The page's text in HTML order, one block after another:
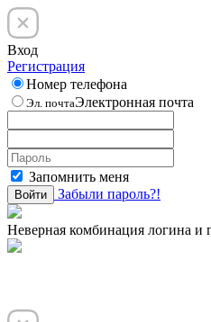
Вход
Регистрация
Номер телефона
Эл. почтаЭлектронная почта
Запомнить меня
Войти Забыли пароль?!
Неверная комбинация логина и